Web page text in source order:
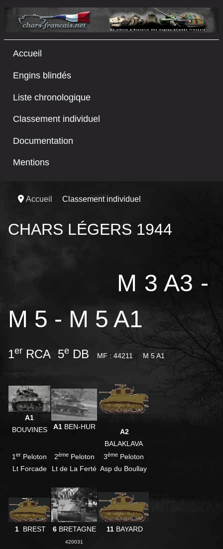
Accueil
Engins blindés
Liste chronologique
Classement individuel
Documentation
Mentions
Accueil Classement individuel
CHARS LÉGERS 1944
M 3 A3 -
M 5 - M 5 A1
1er RCA 5e DB MF : 44211 M 5 A1
A1
BOUVINES
A1BEN-HUR
A2
BALAKLAVA
1 er Peloton
Lt Forcade
2èmePeloton
Lt de La Ferté
3èmePeloton
Asp du Boullay
1 BREST 6 BRETAGNE
420031
11BAYARD